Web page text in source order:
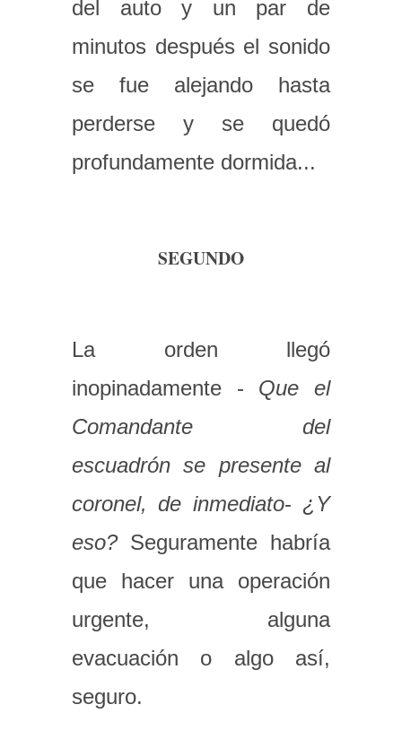
del auto y un par de
minutos después el sonido
se fue alejando hasta
perderse y se quedó
profundamente dormida...
SEGUNDO
La orden llegó
inopinadamente - Que el
Comandante del
escuadrón se presente al
coronel, de inmediato- ¿Y
eso?Seguramente habría
que hacer una operación
urgente, alguna
evacuación o algo así,
seguro.